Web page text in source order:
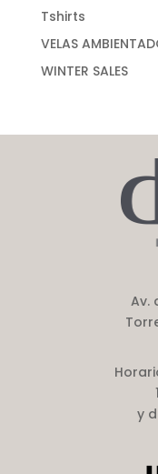
Tshirts
VELAS
WINTER SALES
Av.
y